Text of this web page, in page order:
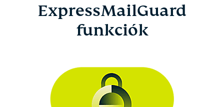
ExpressMailGuard
funkciók